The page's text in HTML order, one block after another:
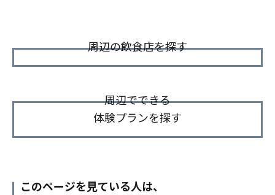
周辺の飲食店を探す
周辺でできる
体験プランを探す
このページを見ている人は、